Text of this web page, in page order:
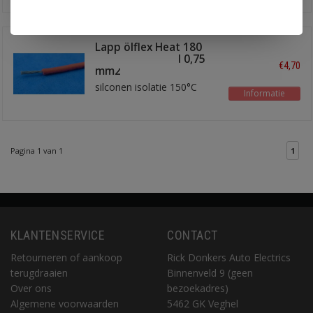
Lapp ölflex Heat 180
SIF A draad rood 0,75
mm2
silconen isolatie 150°C
€4,70
Informatie
Pagina 1 van 1 1
KLANTENSERVICE
Retourneren of aankoop
terugdraaien
Over ons
Algemene voorwaarden
CONTACT
Rick Donkers Auto Electrics
Binnenveld 9 (geen
bezoekadres)
5462 GK Veghel